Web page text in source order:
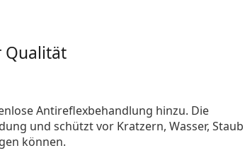
Qualität
Antireflexbehandlung hinzu. Die
und schützt vor Kratzern, Wasser, Staub
können.